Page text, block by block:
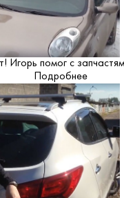
Игорь помог с
Подробнее